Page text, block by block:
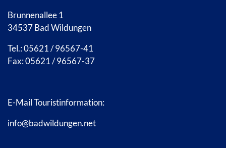
Brunnenallee 1
34537 Bad Wildungen
Tel.: 05621 / 96567-41
Fax: 05621 / 96567-37
E-Mail Touristinformation:
info@badwildungen.net